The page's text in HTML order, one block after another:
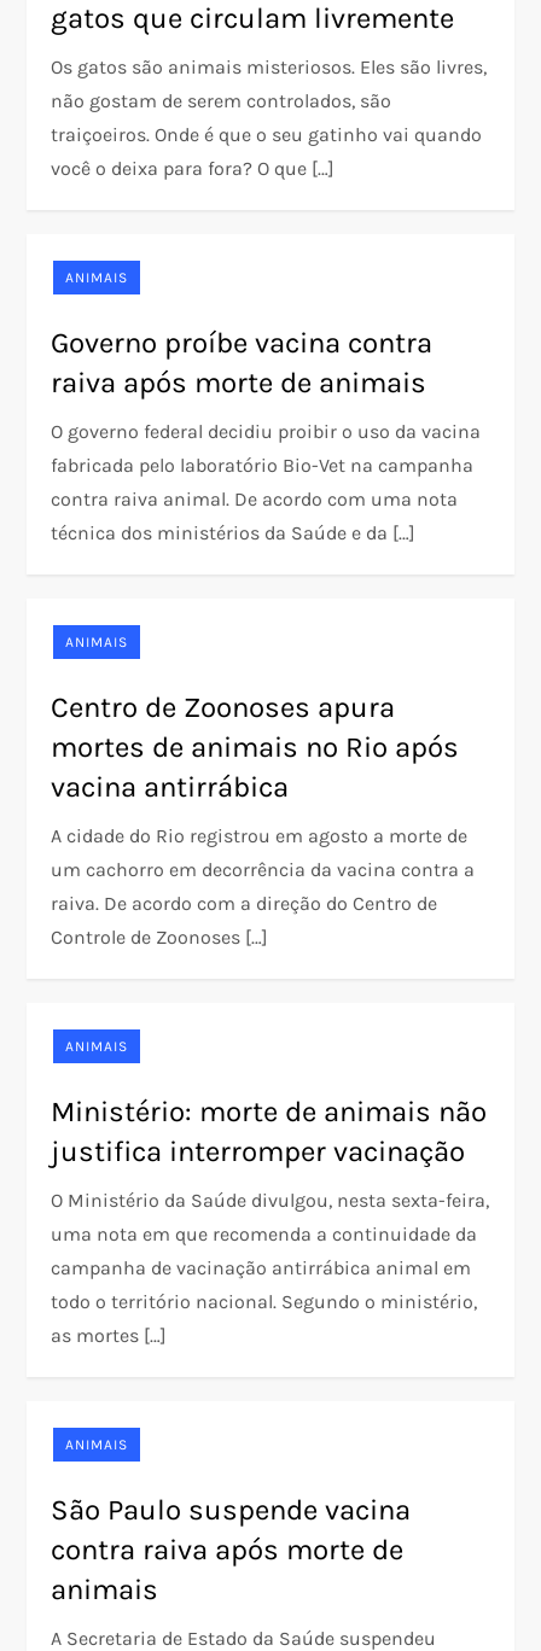
gatos que circulam livremente
Os gatos são animais misteriosos. Eles são livres,
não gostam de serem controlados, são
traiçoeiros. Onde é que o seu gatinho vai quando
você o deixa para fora? O que […]
ANIMAIS
Governo proíbe vacina contra
raiva após morte de animais
O governo federal decidiu proibir o uso da vacina
fabricada pelo laboratório Bio-Vet na campanha
contra raiva animal. De acordo com uma nota
técnica dos ministérios da Saúde e da […]
ANIMAIS
Centro de Zoonoses apura
mortes de animais no Rio após
vacina antirrábica
A cidade do Rio registrou em agosto a morte de
um cachorro em decorrência da vacina contra a
raiva. De acordo com a direção do Centro de
Controle de Zoonoses […]
ANIMAIS
Ministério: morte de animais não
justifica interromper vacinação
O Ministério da Saúde divulgou, nesta sexta-feira,
uma nota em que recomenda a continuidade da
campanha de vacinação antirrábica animal em
todo o território nacional. Segundo o ministério,
as mortes […]
ANIMAIS
São Paulo suspende vacina
contra raiva após morte de
animais
A Secretaria de Estado da Saúde suspendeu